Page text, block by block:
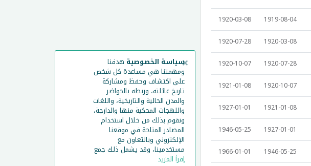
1919-08-04
1920-03-08
1920-03-08
1920-07-28
1920-07-28
1920-10-07
1920-10-07
1921-01-08
1921-01-08
1927-01-01
1927-01-01
1946-05-25
1946-05-25
1966-01-01
سياسة الخصوصية هدفنا
ومهمتنا هي مساعدة كل شخص
على اكتشاف وحفظ ومشاركة
تاريخ عائلته، وربطه بالحواضر
والمدن الحالية والتاريخية، واللغات
واللهجات المحكية منها والدارجة،
ونقوم بذلك من خلال استخدام
المصادر المتاحة في موقعنا
الإلكتروني وبالتعاون مع
مستخدمينا، وقد يشمل ذلك جمع
إقرأ المزيد
×